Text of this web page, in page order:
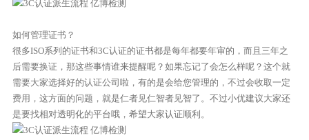
如何管理证书？
很多ISO系列的证书和3C认证的证书都是每年都要年审的，而且三年之
后需要换证，那这些事情谁来提醒呢？如果忘记了会怎么样呢？这个就
需要大家选择好的认证公司啦，有的是会给您管理的，不过会收取一定
费用，这方面的问题，就是仁者见仁智者见智了。不过小优建议大家还
是要找相对透明化的平台哦，希望大家认证顺利。